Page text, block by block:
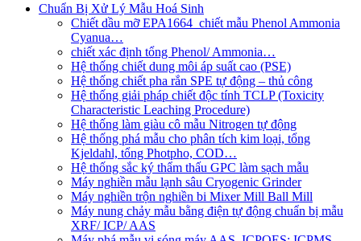
Chuẩn Bị Xử Lý Mẫu Hoá Sinh
Chiết dầu mỡ EPA1664_chiết mẫu Phenol Ammonia
Cyanua…
chiết xác định tổng Phenol/ Ammonia…
Hệ thống chiết dung môi áp suất cao (PSE)
Hệ thống chiết pha rắn SPE tự động – thủ công
Hệ thống giải pháp chiết độc tính TCLP (Toxicity
Characteristic Leaching Procedure)
Hệ thống làm giàu cô mẫu Nitrogen tự động
Hệ thống phá mẫu cho phân tích kim loại, tổng
Kjeldahl, tổng Photpho, COD…
Hệ thống sắc ký thẩm thấu GPC làm sạch mẫu
Máy nghiền mẫu lạnh sâu Cryogenic Grinder
Máy nghiền trộn nghiền bi Mixer Mill Ball Mill
Máy nung chảy mẫu bằng điện tự động chuẩn bị mẫu
XRF/ ICP/ AAS